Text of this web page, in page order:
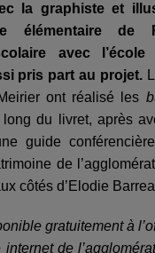
la graphiste et
élémentaire de
avec l’école
pris part au projet.
ont réalisé les
du livret, après
guide
de
côtés d’Elodie
gratuitement à
internet de